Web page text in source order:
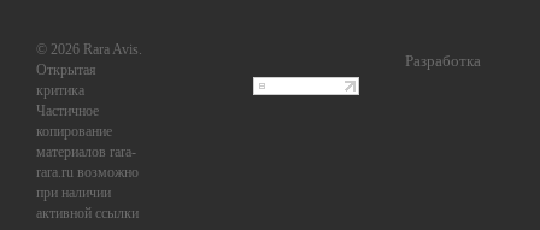
Разработка
© 2026 Rara Avis.
Открытая
критика
Частичное
копирование
материалов rara-
rara.ru возможно
при наличии
активной ссылки